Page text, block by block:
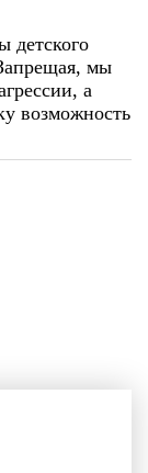
детского
мы
а
возможность